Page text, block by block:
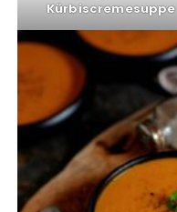
Kürbiscremesuppe